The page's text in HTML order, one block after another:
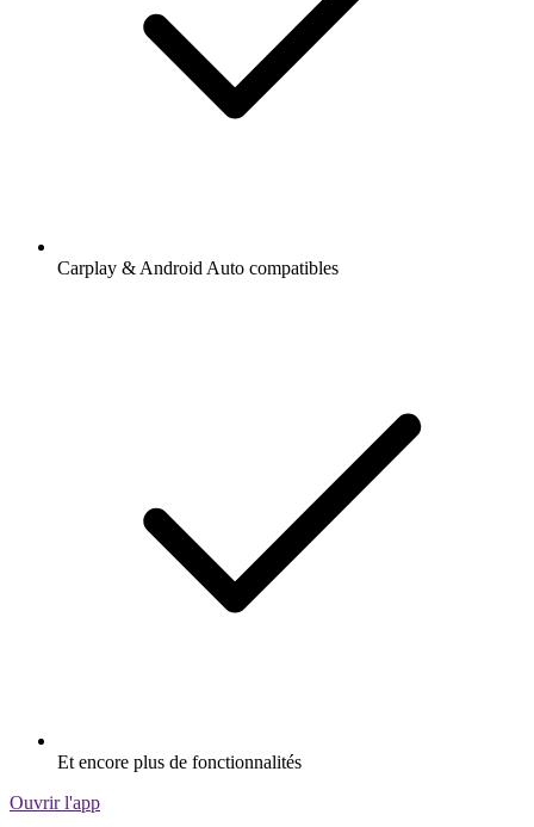
Carplay & Android Auto compatibles
Et encore plus de fonctionnalités
Ouvrir l'app